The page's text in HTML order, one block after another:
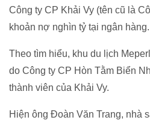
Công ty CP Khải Vy (tên cũ là
khoản nợ nghìn tỷ tại ngân hàng.
Theo tìm hiểu, khu du lịch
do Công ty CP Hòn Tằm Biển
thành viên của Khải Vy.
Hiện ông Đoàn Văn Trang, nhà